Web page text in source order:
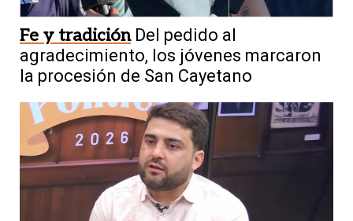
Fe y tradición Del pedido al
agradecimiento, los jóvenes marcaron
la procesión de San Cayetano